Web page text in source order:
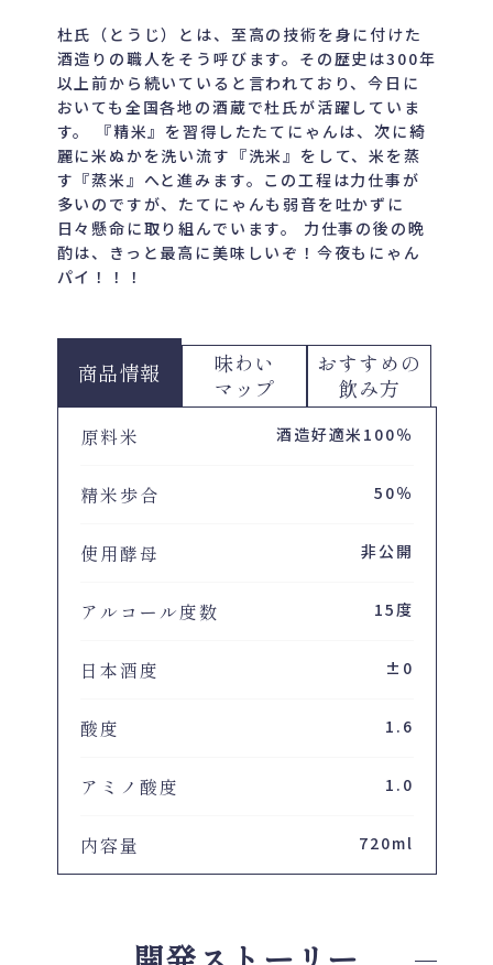
杜氏（とうじ）とは、至高の技術を身に付けた
酒造りの職人をそう呼びます。その歴史は300年
以上前から続いていると言われており、今日に
おいても全国各地の酒蔵で杜氏が活躍していま
す。 『精米』を習得したたてにゃんは、次に綺
麗に米ぬかを洗い流す『洗米』をして、米を蒸
す『蒸米』へと進みます。この工程は力仕事が
多いのですが、たてにゃんも弱音を吐かずに
日々懸命に取り組んでいます。 力仕事の後の晩
酌は、きっと最高に美味しいぞ！今夜もにゃん
パイ！！！
商品情報
味わい
マップ
おすすめの
飲み方
原料米 酒造好適米100％
精米歩合 50％
使用酵母 非公開
アルコール度数 15度
日本酒度 ±0
酸度 1.6
アミノ酸度 1.0
内容量 720ml